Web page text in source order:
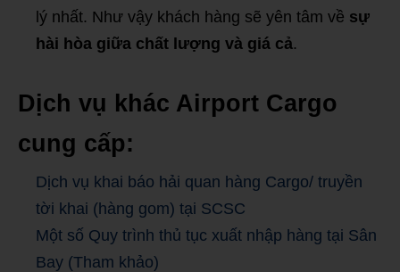
lý nhất. Như vậy khách hàng sẽ yên tâm về sự
hài hòa giữa chất lượng và giá cả.
Dịch vụ khác Airport Cargo
cung cấp:
Dịch vụ khai báo hải quan hàng Cargo/ truyền
tời khai (hàng gom) tại SCSC
Một số Quy trình thủ tục xuất nhập hàng tại Sân
Bay (Tham khảo)